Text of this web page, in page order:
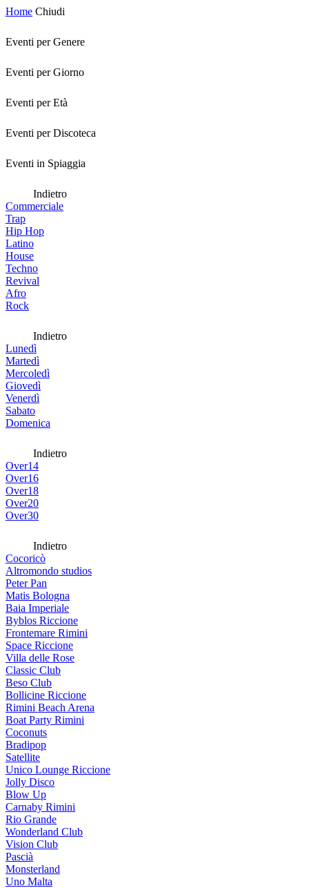
Home Chiudi
Eventi per Genere
Eventi per Giorno
Eventi per Età
Eventi per Discoteca
Eventi in Spiaggia
Indietro
Commerciale
Trap
Hip Hop
Latino
House
Techno
Revival
Afro
Rock
Indietro
Lunedì
Martedì
Mercoledì
Giovedì
Venerdì
Sabato
Domenica
Indietro
Over14
Over16
Over18
Over20
Over30
Indietro
Cocoricò
Altromondo studios
Peter Pan
Matis Bologna
Baia Imperiale
Byblos Riccione
Frontemare Rimini
Space Riccione
Villa delle Rose
Classic Club
Beso Club
Bollicine Riccione
Rimini Beach Arena
Boat Party Rimini
Coconuts
Bradipop
Satellite
Unico Lounge Riccione
Jolly Disco
Blow Up
Carnaby Rimini
Rio Grande
Wonderland Club
Vision Club
Pascià
Monsterland
Uno Malta